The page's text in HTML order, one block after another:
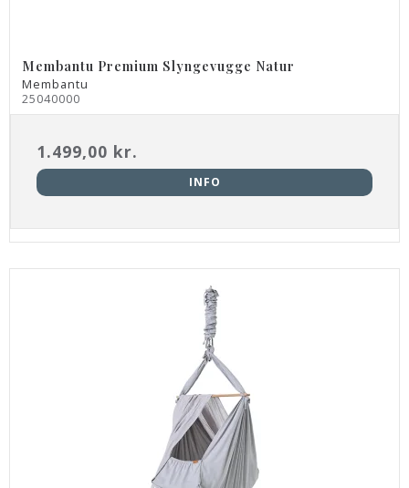
Membantu Premium Slyngevugge Natur
Membantu
25040000
1.499,00 kr.
INFO